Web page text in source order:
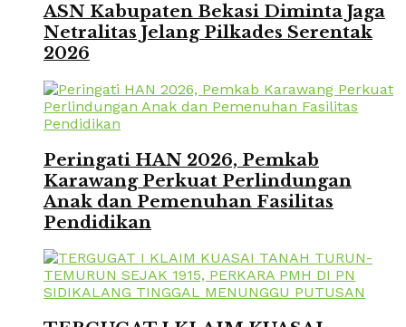
ASN Kabupaten Bekasi Diminta Jaga
Netralitas Jelang Pilkades Serentak
2026
Peringati HAN 2026, Pemkab
Karawang Perkuat Perlindungan
Anak dan Pemenuhan Fasilitas
Pendidikan